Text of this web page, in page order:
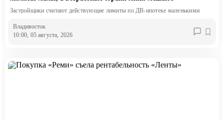
Застройщики считают действующие лимиты по ДВ-ипотеке маленькими
Владивосток
10:00, 05 августа, 2026